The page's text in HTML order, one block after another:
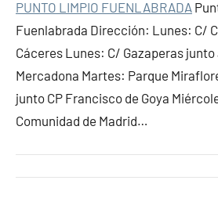
PUNTO LIMPIO FUENLABRADA
Fuenlabrada Dirección: Lunes: C/
Cáceres Lunes: C/ Gazaperas
Mercadona Martes: Parque
junto CP Francisco de Goya
Comunidad de Madrid…